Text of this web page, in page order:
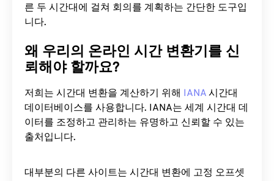
른 두 시간대에 걸쳐 회의를 계획하는 간단한 도구입
니다.
왜 우리의 온라인 시간 변환기를 신
뢰해야 할까요?
저희는 시간대 변환을 계산하기 위해 IANA 시간대
데이터베이스를 사용합니다. IANA는 세계 시간대 데
이터를 조정하고 관리하는 유명하고 신뢰할 수 있는
출처입니다.
대부분의 다른 사이트는 시간대 변환에 ​​고정 오프셋